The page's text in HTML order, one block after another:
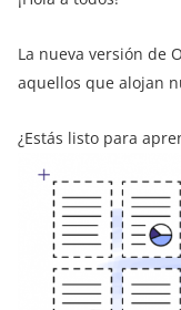
La nueva versión de
aquellos que alojan
¿Estás listo para